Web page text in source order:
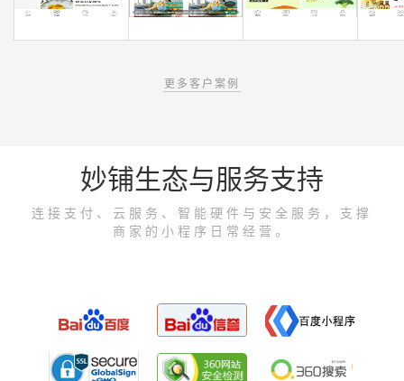
更多客户案例
妙铺生态与服务支持
连接支付、云服务、智能硬件与安全服务，支撑
商家的小程序日常经营。